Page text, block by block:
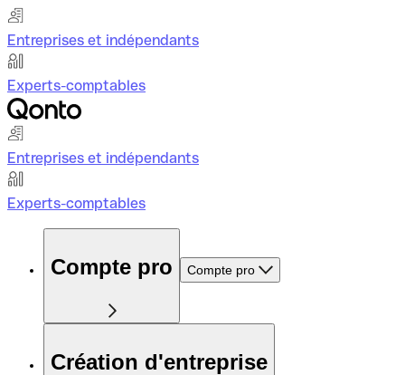
Entreprises et indépendants
Experts-comptables
Entreprises et indépendants
Experts-comptables
Compte pro Compte pro
Création d'entreprise